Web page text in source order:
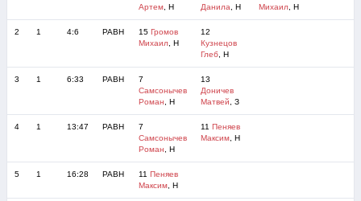
Артем, Н
Данила , Н
Михаил, Н
2 1 4:6 РАВН 15 Громов
Михаил, Н
12
Кузнецов
Глеб, Н
3 1 6:33 РАВН
7
Самсонычев
Роман , Н
13
Доничев
Матвей , З
4 1 13:47 РАВН
7
Самсонычев
Роман , Н
11 Пеняев
Максим, Н
5 1 16:28 РАВН 11 Пеняев
Максим, Н